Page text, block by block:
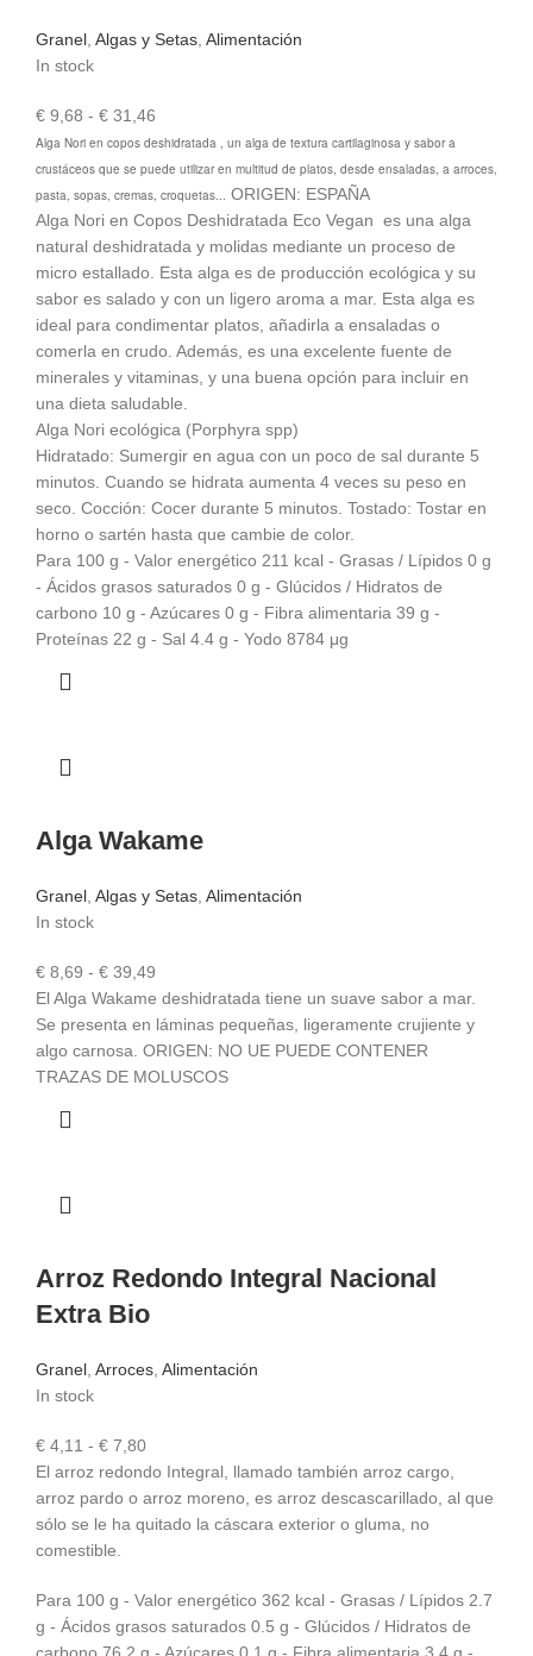
Granel Algas y Setas Alimentación
In stock
€ 9,68 - € 31,46
de
precios:
desde
€ 9,68
hasta
€ 31,46
Alga Nori en copos deshidratada , un alga de textura cartilaginosa y sabor a
crustáceos que se puede utilizar en multitud de platos, desde ensaladas, a arroces,
pasta, sopas, cremas, croquetas... ORIGEN: ESPAÑA
Alga Nori en Copos Deshidratada Eco Vegan es una alga
natural deshidratada y molidas mediante un proceso de
micro estallado. Esta alga es de producción ecológica y su
sabor es salado y con un ligero aroma a mar. Esta alga es
ideal para condimentar platos, añadirla a ensaladas o
comerla en crudo. Además, es una excelente fuente de
minerales y vitaminas, y una buena opción para incluir en
una dieta saludable.
Alga Nori ecológica (Porphyra spp)
Hidratado: Sumergir en agua con un poco de sal durante 5
minutos. Cuando se hidrata aumenta 4 veces su peso en
seco. Cocción: Cocer durante 5 minutos. Tostado: Tostar en
horno o sartén hasta que cambie de color.
Para 100 g - Valor energético 211 kcal - Grasas / Lípidos 0 g
- Ácidos grasos saturados 0 g - Glúcidos / Hidratos de
carbono 10 g - Azúcares 0 g - Fibra alimentaria 39 g -
Proteínas 22 g - Sal 4.4 g - Yodo 8784 μg
Alga Wakame
Granel Algas y Setas Alimentación
In stock
€ 8,69 - € 39,49
de
precios:
desde
€ 8,69
El Alga Wakame deshidratada tiene un suave sabor a mar.
Se presenta en láminas pequeñas, ligeramente crujiente y
algo carnosa. ORIGEN: NO UE PUEDE CONTENER
TRAZAS DE MOLUSCOS
Arroz Redondo Integral Nacional
Extra Bio
Granel Arroces Alimentación
In stock
€ 4,11 - € 7,80Rango
de
precios:
desde
€ 7,80
El arroz redondo Integral, llamado también arroz cargo,
arroz pardo o arroz moreno, es arroz descascarillado, al que
sólo se le ha quitado la cáscara exterior o gluma, no
comestible.
Para 100 g - Valor energético 362 kcal - Grasas / Lípidos 2.7
g - Ácidos grasos saturados 0.5 g - Glúcidos / Hidratos de